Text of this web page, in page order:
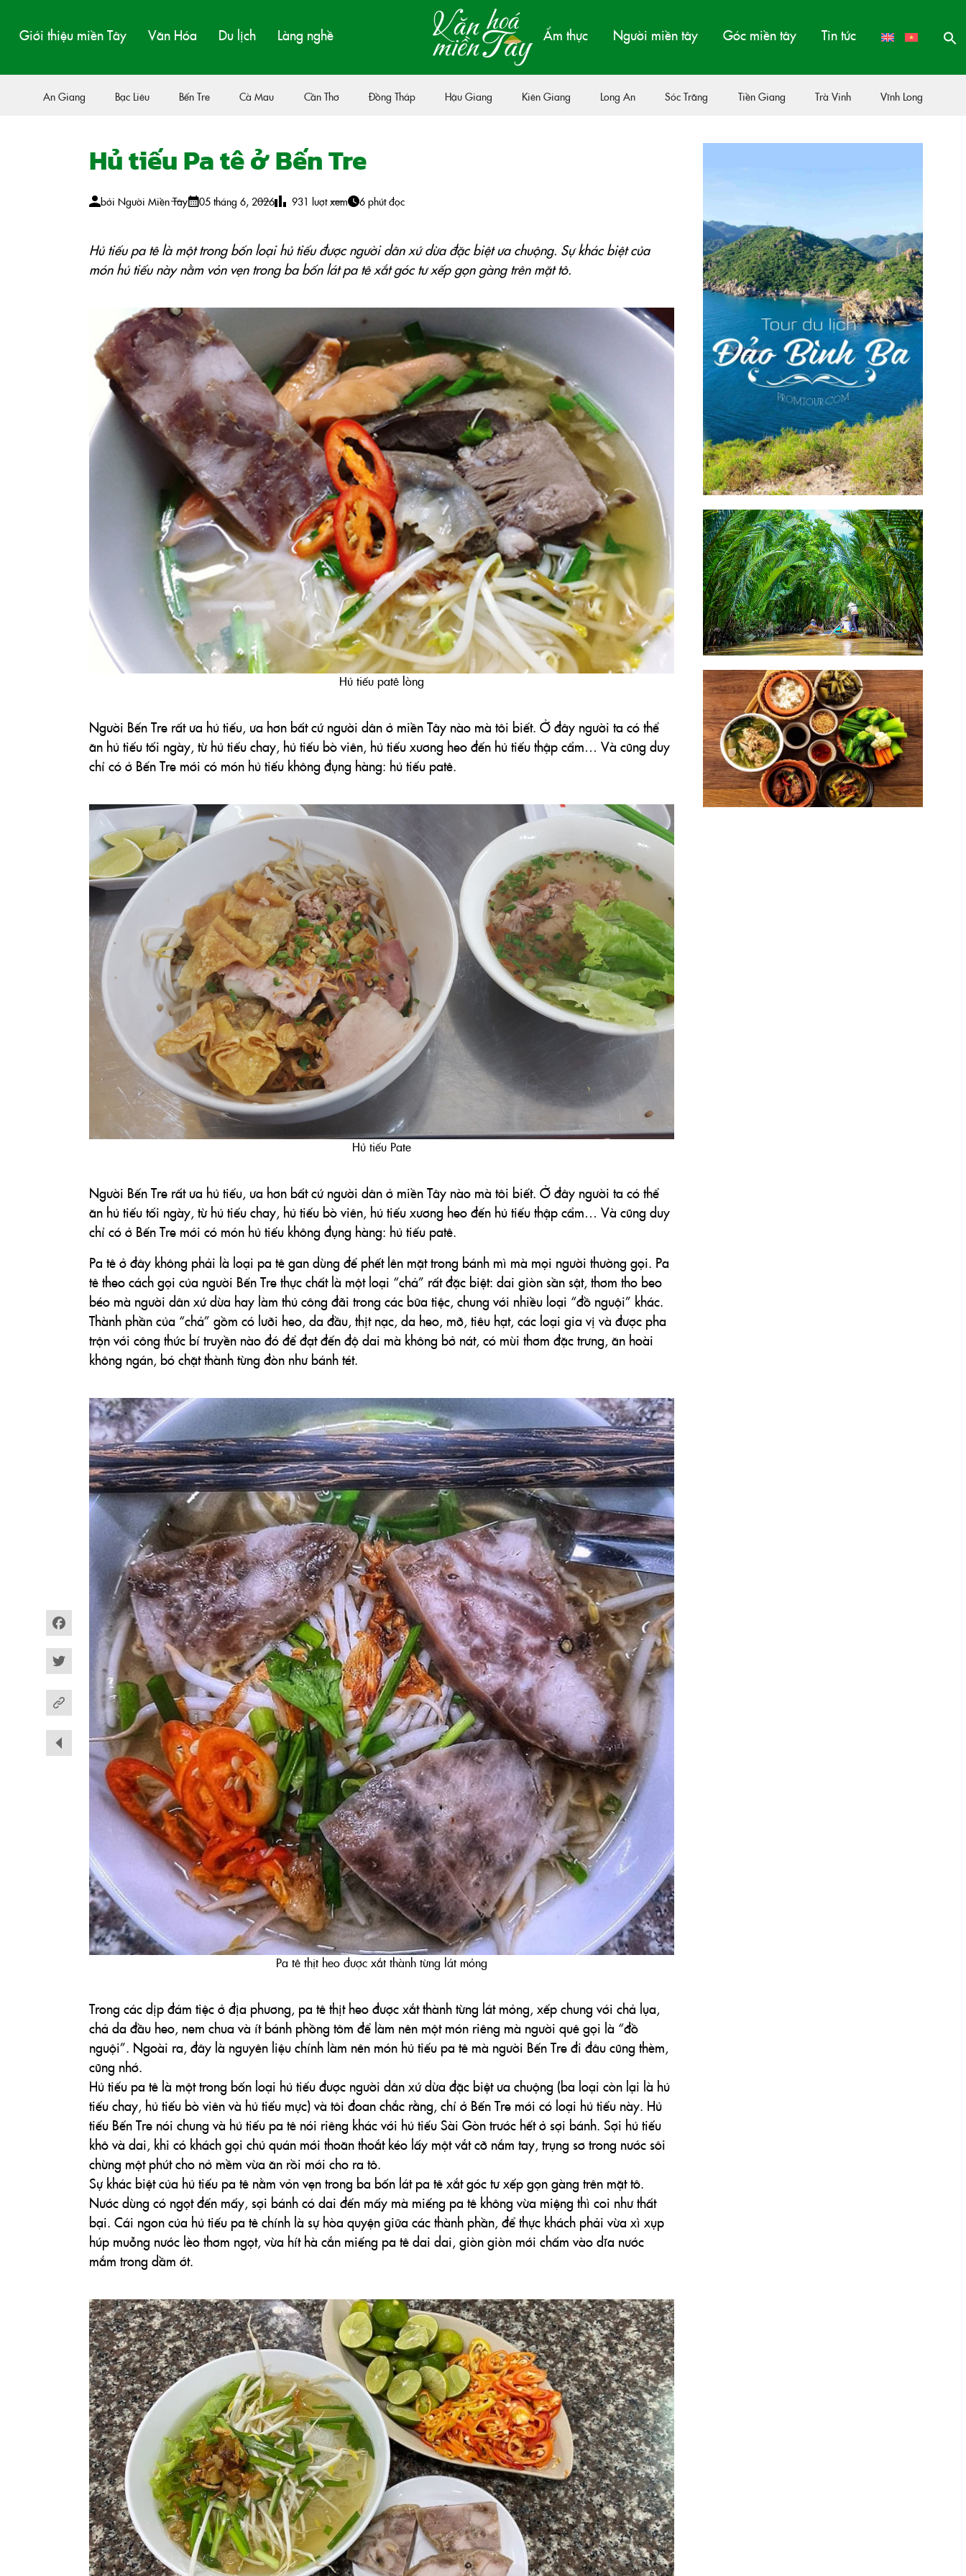
Giới thiệu miền Tây Văn Hóa Du lịch Làng nghề Ẩm thực Người miền tây Góc miền tây Tin tức
An Giang Bạc Liêu Bến Tre Cà Mau Cần Thơ Đồng Tháp Hậu Giang Kiên Giang Long An Sóc Trăng Tiền Giang Trà Vinh Vĩnh Long
Facebook
Twitter
Hủ tiếu Pa tê ở Bến Tre
bởi Người Miền Tây 05 tháng 6, 2026 931 lượt xem 6 phút đọc
Hủ tiếu pa tê là một trong bốn loại hủ tiếu được người dân xứ dừa đặc biệt ưa chuộng. Sự khác biệt của
món hủ tiếu này nằm vỏn vẹn trong ba bốn lát pa tê xắt góc tư xếp gọn gàng trên mặt tô.
Hủ tiếu patê lòng
Người Bến Tre rất ưa hủ tiếu, ưa hơn bất cứ người dân ở miền Tây nào mà tôi biết. Ở đây người ta có thể
ăn hủ tiếu tối ngày, từ hủ tiếu chay, hủ tiếu bò viên, hủ tiếu xương heo đến hủ tiếu thập cẩm… Và cũng duy
chỉ có ở Bến Tre mới có món hủ tiếu không đụng hàng: hủ tiếu patê.
Hủ tiếu Pate
Người Bến Tre rất ưa hủ tiếu, ưa hơn bất cứ người dân ở miền Tây nào mà tôi biết. Ở đây người ta có thể
ăn hủ tiếu tối ngày, từ hủ tiếu chay, hủ tiếu bò viên, hủ tiếu xương heo đến hủ tiếu thập cẩm… Và cũng duy
chỉ có ở Bến Tre mới có món hủ tiếu không đụng hàng: hủ tiếu patê.
Pa tê ở đây không phải là loại pa tê gan dùng để phết lên mặt trong bánh mì mà mọi người thường gọi. Pa
tê theo cách gọi của người Bến Tre thực chất là một loại “chả” rất đặc biệt: dai giòn sần sật, thơm tho beo
béo mà người dân xứ dừa hay làm thủ công đãi trong các bữa tiệc, chung với nhiều loại “đồ nguội” khác.
Thành phần của “chả” gồm có lưỡi heo, da đầu, thịt nạc, da heo, mỡ, tiêu hạt, các loại gia vị và được pha
trộn với công thức bí truyền nào đó để đạt đến độ dai mà không bở nát, có mùi thơm đặc trưng, ăn hoài
không ngán, bó chặt thành từng đòn như bánh tét.
Pa tê thịt heo được xắt thành từng lát mỏng
Trong các dịp đám tiệc ở địa phương, pa tê thịt heo được xắt thành từng lát mỏng, xếp chung với chả lụa,
chả da đầu heo, nem chua và ít bánh phồng tôm để làm nên một món riêng mà người quê gọi là “đồ
nguội”. Ngoài ra, đây là nguyên liệu chính làm nên món hủ tiếu pa tê mà người Bến Tre đi đâu cũng thèm,
cũng nhớ.
Hủ tiếu pa tê là một trong bốn loại hủ tiếu được người dân xứ dừa đặc biệt ưa chuộng (ba loại còn lại là hủ
tiếu chay, hủ tiếu bò viên và hủ tiếu mực) và tôi đoan chắc rằng, chỉ ở Bến Tre mới có loại hủ tiếu này. Hủ
tiếu Bến Tre nói chung và hủ tiếu pa tê nói riêng khác với hủ tiếu Sài Gòn trước hết ở sợi bánh. Sợi hủ tiếu
khô và dai, khi có khách gọi chủ quán mới thoăn thoắt kéo lấy một vắt cỡ nắm tay, trụng sơ trong nước sôi
chừng một phút cho nở mềm vừa ăn rồi mới cho ra tô.
Sự khác biệt của hủ tiếu pa tê nằm vỏn vẹn trong ba bốn lát pa tê xắt góc tư xếp gọn gàng trên mặt tô.
Nước dùng có ngọt đến mấy, sợi bánh có dai đến mấy mà miếng pa tê không vừa miệng thì coi như thất
bại. Cái ngon của hủ tiếu pa tê chính là sự hòa quyện giữa các thành phần, để thực khách phải vừa xì xụp
húp muỗng nước lèo thơm ngọt, vừa hít hà cắn miếng pa tê dai dai, giòn giòn mới chấm vào dĩa nước
mắm trong dầm ớt.